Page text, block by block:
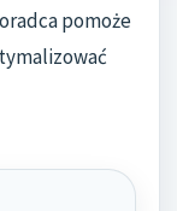
pomoże